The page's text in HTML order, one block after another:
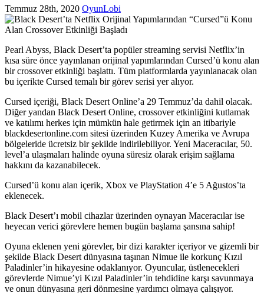
Temmuz 28th, 2020 OyunLobi
Pearl Abyss, Black Desert’ta popüler streaming servisi Netflix’in
kısa süre önce yayınlanan orijinal yapımlarından Cursed’ü konu alan
bir crossover etkinliği başlattı. Tüm platformlarda yayınlanacak olan
bu içerikte Cursed temalı bir görev serisi yer alıyor.
Cursed içeriği, Black Desert Online’a 29 Temmuz’da dahil olacak.
Diğer yandan Black Desert Online, crossover etkinliğini kutlamak
ve katılımı herkes için mümkün hale getirmek için an itibariyle
blackdesertonline.com sitesi üzerinden Kuzey Amerika ve Avrupa
bölgeleride ücretsiz bir şekilde indirilebiliyor. Yeni Maceracılar, 50.
level’a ulaşmaları halinde oyuna süresiz olarak erişim sağlama
hakkını da kazanabilecek.
Cursed’ü konu alan içerik, Xbox ve PlayStation 4’e 5 Ağustos’ta
eklenecek.
Black Desert’ı mobil cihazlar üzerinden oynayan Maceracılar ise
heyecan verici görevlere hemen bugün başlama şansına sahip!
Oyuna eklenen yeni görevler, bir dizi karakter içeriyor ve gizemli bir
şekilde Black Desert dünyasına taşınan Nimue ile korkunç Kızıl
Paladinler’in hikayesine odaklanıyor. Oyuncular, üstlenecekleri
görevlerde Nimue’yi Kızıl Paladinler’in tehdidine karşı savunmaya
ve onun dünyasına geri dönmesine yardımcı olmaya çalışıyor.